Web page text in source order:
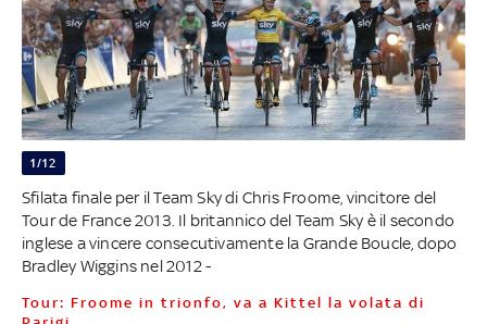
1/12
Sfilata finale per il Team Sky di Chris Froome, vincitore del
Tour de France 2013. Il britannico del Team Sky è il secondo
inglese a vincere consecutivamente la Grande Boucle, dopo
Bradley Wiggins nel 2012 -
Tour: Froome in trionfo, va a Kittel la volata di